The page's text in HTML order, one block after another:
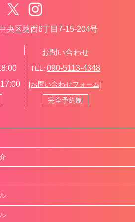
央区葵西6丁目7-15-204号
お問い合わせ
TEL: 090-5113-4348
[お問い合わせフォーム]
完全予約制